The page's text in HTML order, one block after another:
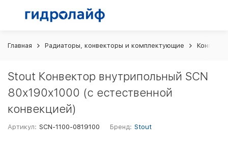
Главная Радиаторы, конвекторы и комплектующие
Stout Конвектор внутрипольный SCN
80х190х1000 (с естественной
конвекцией)
Артикул: SCN-1100-0819100 Бренд: Stout